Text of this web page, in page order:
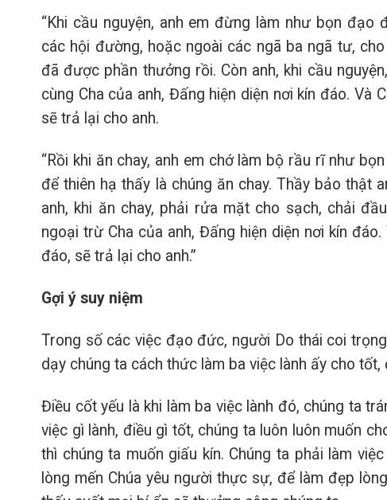
“Khi cầu nguyện, anh em đừng làm như bọn
các hội đường, hoặc ngoài các ngã ba ngã tư,
đã được phần thưởng rồi. Còn anh, khi cầu
cùng Cha của anh, Đấng hiện diện nơi kín đáo. Và
sẽ trả lại cho anh.
“Rồi khi ăn chay, anh em chớ làm bộ rầu rĩ như
để thiên hạ thấy là chúng ăn chay. Thầy bảo thật
anh, khi ăn chay, phải rửa mặt cho sạch, chải
ngoại trừ Cha của anh, Đấng hiện diện nơi kín
đáo, sẽ trả lại cho anh.”
Gợi ý suy niệm
Trong số các việc đạo đức, người Do thái coi
dạy chúng ta cách thức làm ba việc lành ấy cho
Điều cốt yếu là khi làm ba việc lành đó, chúng ta
việc gì lành, điều gì tốt, chúng ta luôn luôn muốn
thì chúng ta muốn giấu kín. Chúng ta phải làm
lòng mến Chúa yêu người thực sự, để làm đẹp